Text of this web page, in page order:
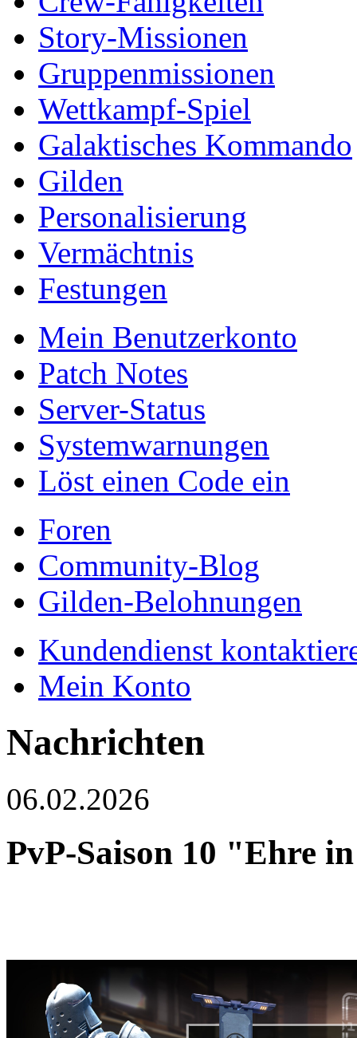
Story-Missionen
Gruppenmissionen
Wettkampf-Spiel
Galaktisches Kommando
Gilden
Personalisierung
Vermächtnis
Festungen
Mein Benutzerkonto
Patch Notes
Server-Status
Systemwarnungen
Löst einen Code ein
Foren
Community-Blog
Gilden-Belohnungen
Kundendienst
Mein Konto
Nachrichten
06.02.2026
PvP-Saison 10 "Ehre